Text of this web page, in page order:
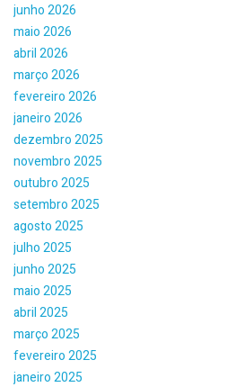
junho 2026
maio 2026
abril 2026
março 2026
fevereiro 2026
janeiro 2026
dezembro 2025
novembro 2025
outubro 2025
setembro 2025
agosto 2025
julho 2025
junho 2025
maio 2025
abril 2025
março 2025
fevereiro 2025
janeiro 2025